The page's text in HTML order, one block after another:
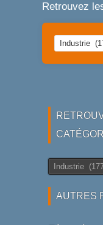
Retrouvez
Retrouvez
les
articles
Retrouvez
les
articles
parAUTRES